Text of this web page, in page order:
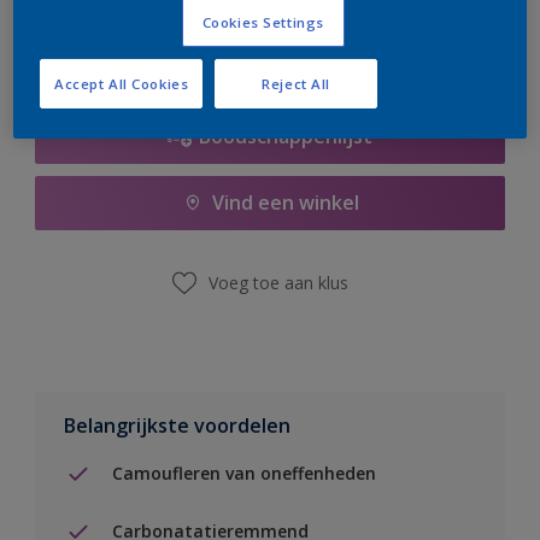
Boodschappenlijst
Vind een winkel
Voeg toe aan klus
Belangrijkste voordelen
Camoufleren van oneffenheden
Carbonatatieremmend
Cookies Settings
Reject All
Accept All Cookies